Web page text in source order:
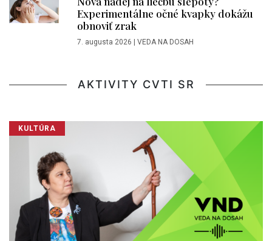
Experimentálne očné kvapky dokážu
obnoviť zrak
7. augusta 2026 | VEDA NA DOSAH
AKTIVITY CVTI SR
KULTÚRA